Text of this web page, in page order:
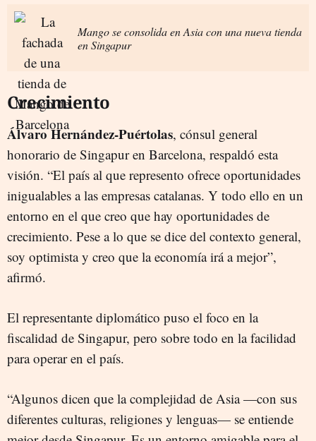
Mango se consolida en Asia con una nueva tienda
en Singapur
Crecimiento
Álvaro Hernández-Puértolas, cónsul general
honorario de Singapur en Barcelona, respaldó esta
visión. “El país al que represento ofrece oportunidades
inigualables a las empresas catalanas. Y todo ello en un
entorno en el que creo que hay oportunidades de
crecimiento. Pese a lo que se dice del contexto general,
soy optimista y creo que la economía irá a mejor”,
afirmó.
El representante diplomático puso el foco en la
fiscalidad de Singapur, pero sobre todo en la facilidad
para operar en el país.
“Algunos dicen que la complejidad de Asia —con sus
diferentes culturas, religiones y lenguas— se entiende